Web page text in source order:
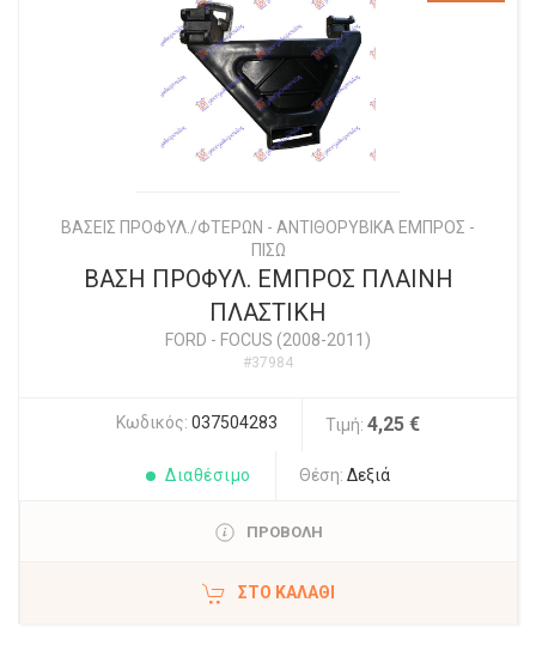
ΒΑΣΕΙΣ ΠΡΟΦΥΛ./ΦΤΕΡΩΝ - ΑΝΤΙΘΟΡΥΒΙΚΑ ΕΜΠΡΟΣ -
ΠΙΣΩ
ΒΑΣΗ ΠΡΟΦΥΛ. ΕΜΠΡΟΣ ΠΛΑΙΝΗ
ΠΛΑΣΤΙΚΗ
FORD - FOCUS (2008-2011)
#37984
Κωδικός: 037504283 Τιμή: 4,25 €
Διαθέσιμο Θέση: Δεξιά
ΠΡΟΒΟΛΗ
ΣΤΟ ΚΑΛΆΘΙ